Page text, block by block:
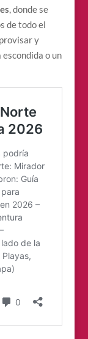
, donde se
de todo el
y
o un